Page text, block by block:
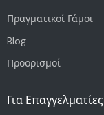
Πραγματικοί Γάμοι
Blog
Προορισμοί
Για Επαγγελματίες